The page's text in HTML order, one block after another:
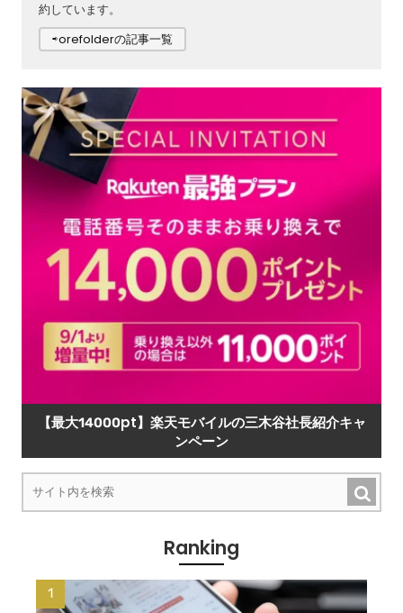
約しています。
⇨orefolderの記事一覧
【最大14000pt】楽天モバイルの三木谷社長紹介キャ
ンペーン
Ranking